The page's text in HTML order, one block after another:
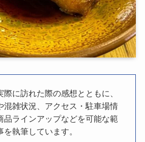
に訪れた際の感想とともに、
混雑状況、アクセス・駐車場情
品ラインアップなどを可能な範
執筆しています。